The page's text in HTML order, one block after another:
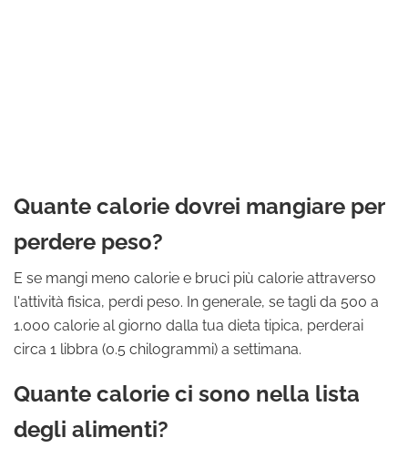
Quante calorie dovrei mangiare per
perdere peso?
E se mangi meno calorie e bruci più calorie attraverso
l'attività fisica, perdi peso. In generale, se tagli da 500 a
1.000 calorie al giorno dalla tua dieta tipica, perderai
circa 1 libbra (0.5 chilogrammi) a settimana.
Quante calorie ci sono nella lista
degli alimenti?